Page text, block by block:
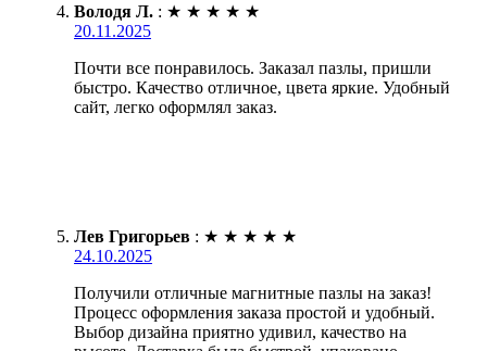
Володя Л. : ★ ★ ★ ★ ★
20.11.2025
Почти все понравилось. Заказал пазлы, пришли
быстро. Качество отличное, цвета яркие. Удобный
сайт, легко оформлял заказ.
Лев Григорьев : ★ ★ ★ ★ ★
24.10.2025
Получили отличные магнитные пазлы на заказ!
Процесс оформления заказа простой и удобный.
Выбор дизайна приятно удивил, качество на